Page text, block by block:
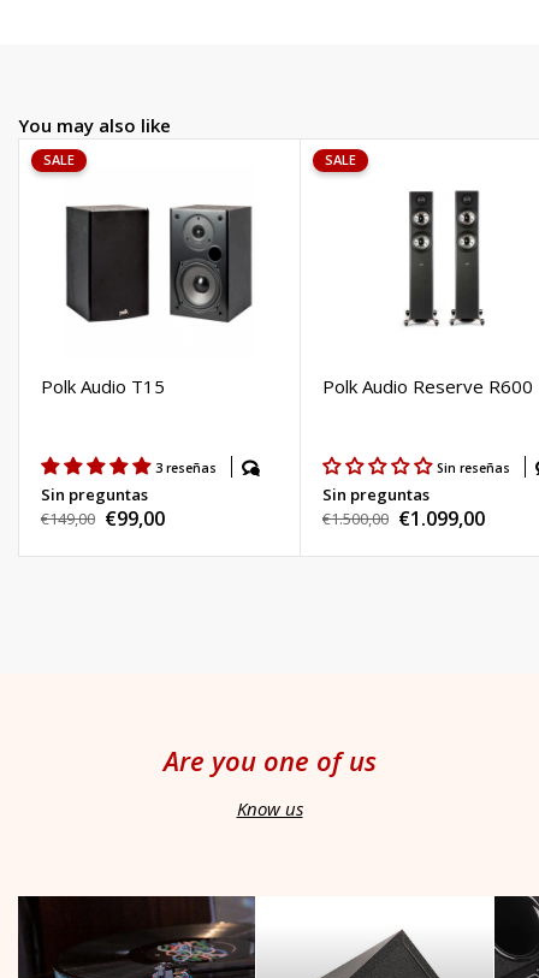
You may also like
SALE
Polk Audio T15
3 reseñas
Sin preguntas
Regular
€149,00 Sale
price
€99,00
SALE
Polk Audio Reserve R600
Sin reseñas
Sin preguntas
Regular
€1.500,00 Sale
price
€1.099,00
Are you one of us
Know us